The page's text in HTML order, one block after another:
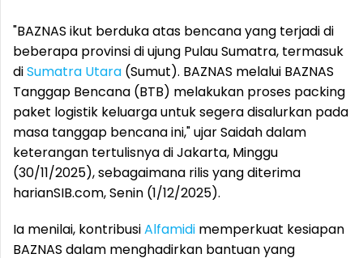
"BAZNAS ikut berduka atas bencana yang terjadi di
beberapa provinsi di ujung Pulau Sumatra, termasuk
diSumatra Utara (Sumut). BAZNAS melalui BAZNAS
Tanggap Bencana (BTB) melakukan proses packing
paket logistik keluarga untuk segera disalurkan pada
masa tanggap bencana ini," ujar Saidah dalam
keterangan tertulisnya di Jakarta, Minggu
(30/11/2025), sebagaimana rilis yang diterima
harianSIB.com, Senin (1/12/2025).
Ia menilai, kontribusiAlfamidi memperkuat kesiapan
BAZNAS dalam menghadirkan bantuan yang